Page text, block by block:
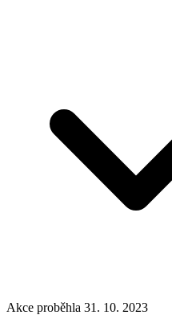
Akce proběhla 31. 10. 2023